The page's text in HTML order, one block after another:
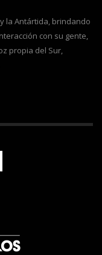
la Antártida, brindando
con su gente,
propia del Sur,